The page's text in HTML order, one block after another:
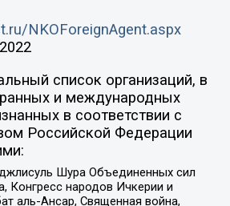
NKOForeignAgent.aspx
список организаций, в
и международных
в соответствии с
Российской Федерации
Шура Объединенных сил
Конгресс народов Ичкерии и
аль-Ансар, Священная война,